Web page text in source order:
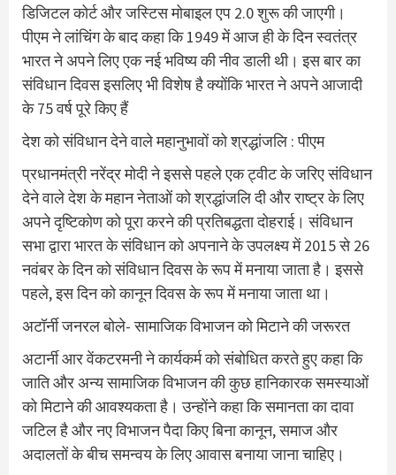
डिजिटल कोर्ट और जस्टिस मोबाइल एप 2.0 शुरू की जाएगी।
पीएम ने लांचिंग के बाद कहा कि 1949 में आज ही के दिन स्वतंत्र
भारत ने अपने लिए एक नई भविष्य की नीव डाली थी। इस बार का
संविधान दिवस इसलिए भी विशेष है क्योंकि भारत ने अपने आजादी
के 75 वर्ष पूरे किए हैं
देश को संविधान देने वाले महानुभावों को श्रद्धांजलि : पीएम
प्रधानमंत्री नरेंद्र मोदी ने इससे पहले एक ट्वीट के जरिए संविधान
देने वाले देश के महान नेताओं को श्रद्धांजलि दी और राष्ट्र के लिए
अपने दृष्टिकोण को पूरा करने की प्रतिबद्धता दोहराई। संविधान
सभा द्वारा भारत के संविधान को अपनाने के उपलक्ष्य में 2015 से 26
नवंबर के दिन को संविधान दिवस के रूप में मनाया जाता है। इससे
पहले, इस दिन को कानून दिवस के रूप में मनाया जाता था।
अटॉर्नी जनरल बोले- सामाजिक विभाजन को मिटाने की जरूरत
अटार्नी आर वेंकटरमनी ने कार्यकर्म को संबोधित करते हुए कहा कि
जाति और अन्य सामाजिक विभाजन की कुछ हानिकारक समस्याओं
को मिटाने की आवश्यकता है। उन्होंने कहा कि समानता का दावा
जटिल है और नए विभाजन पैदा किए बिना कानून, समाज और
अदालतों के बीच समन्वय के लिए आवास बनाया जाना चाहिए।